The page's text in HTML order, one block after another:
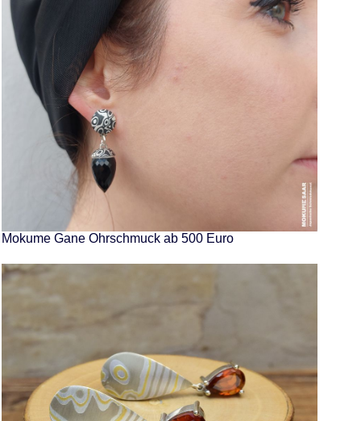
Mokume Gane Ohrschmuck ab 500 Euro